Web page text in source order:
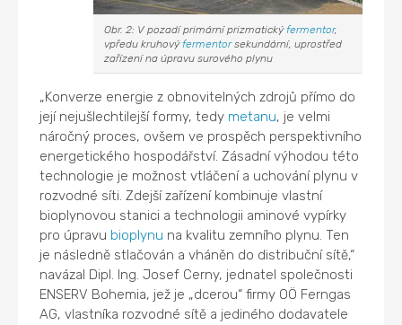
Obr. 2: V pozadí primární prizmatickýfermentor,
vpředu kruhovýfermentorsekundární, uprostřed
zařízení na úpravu surového plynu
„Konverze energie z obnovitelných zdrojů přímo do
její nejušlechtilejší formy, tedy metanu, je velmi
náročný proces, ovšem ve prospěch perspektivního
energetického hospodářství. Zásadní výhodou této
technologie je možnost vtláčení a uchování plynu v
rozvodné síti. Zdejší zařízení kombinuje vlastní
bioplynovou stanici a technologii aminové vypírky
pro úpravu bioplynu na kvalitu zemního plynu. Ten
je následně stlačován a vháněn do distribuční sítě,“
navázal Dipl. Ing. Josef Cerny, jednatel společnosti
ENSERV Bohemia, jež je „dcerou“ firmy OÖ Ferngas
AG, vlastníka rozvodné sítě a jediného dodavatele